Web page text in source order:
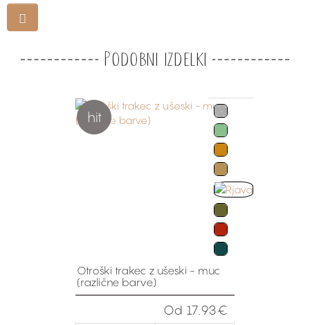
Podobni izdelki
hit
Otroški trakec z ušeski - muc
(različne barve)
Od 17.93€